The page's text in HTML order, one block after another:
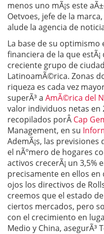
menos uno mÃ¡s este
Oetvoes, jefe de la
alude la agencia de
La base de su optimismo
financiera de la que
creciente grupo de
LatinoamÃ©rica. Zonas
riqueza es cada vez
superÃ³ a AmÃ©rica del
valor individuos netas en
recopilados porÂ Cap
Management, en su
AdemÃ¡s, las
el nÃºmero de hogares
activos crecerÃ¡ un 3,5%
precisamente en ellos
ojos los directivos de
creemos que el estado
ciertos mercados, pero
con el crecimiento en
Medio y China, asegurÃ³